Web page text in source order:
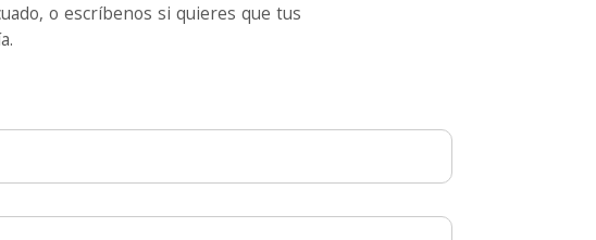
o escríbenos si quieres que tus